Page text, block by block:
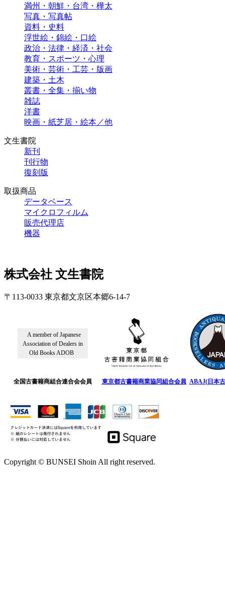
満州・朝鮮・台湾・樺太
写真・写真帖
資料・史料
浮世絵・錦絵・口絵
政治・法律・経済・社会
教育・スポーツ・心理
美術・芸術・工芸・版画
建築・土木
叢書・全集・揃い物
雑誌
洋書
映画・紙芝居・絵本／他
文生書院
新刊
刊行物
復刻版
取扱商品
データベース
マイクロフィルム
販売代理店
機器
株式会社 文生書院
〒113-0033 東京都文京区本郷6-14-7
A member of Japanese
Association of Dealers in
Old Books ADOB
全国古書籍商組合連合会会員 東京都古書籍商業協同組合会員 ABAJ(日本
Copyright © BUNSEI Shoin All right reserved.